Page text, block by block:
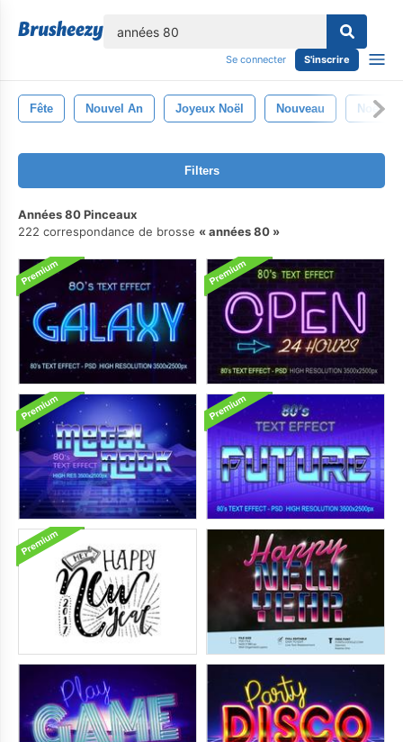
Se connecter S'inscrire
Fête Nouvel An Joyeux Noël Nouveau Noël
Filters
Années 80 Pinceaux
222 correspondance de brosse
années 80